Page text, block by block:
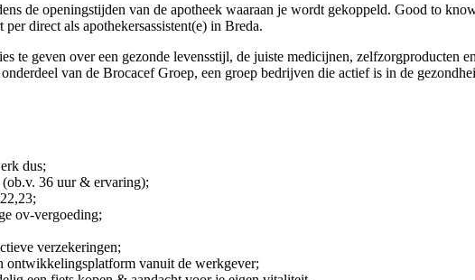
de openingstijden van de apotheek waaraan je wordt gekoppeld. Good to
direct als apothekersassistent(e) in Breda.
te geven over een gezonde levensstijl, de juiste medicijnen, zelfzorgproducten
van de Brocacef Groep, een groep bedrijven die actief is in de
dus;
(ob.v. 36 uur & ervaring);
ov-vergoeding;
verzekeringen;
ontwikkelingsplatform vanuit de werkgever;